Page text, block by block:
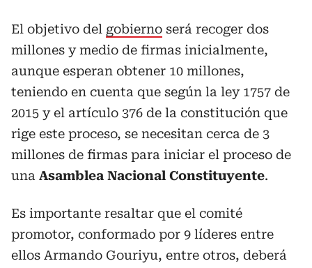
El objetivo del gobierno será recoger dos
millones y medio de firmas inicialmente,
aunque esperan obtener 10 millones,
teniendo en cuenta que según la ley 1757 de
2015 y el artículo 376 de la constitución que
rige este proceso, se necesitan cerca de 3
millones de firmas para iniciar el proceso de
una Asamblea Nacional Constituyente.
Es importante resaltar que el comité
promotor, conformado por 9 líderes entre
ellos Armando Gouriyu, entre otros, deberá